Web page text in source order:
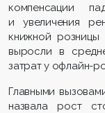
компенсации
и увеличения
книжной розницы
выросли в
затрат у офлайн-
Главными
назвала рост